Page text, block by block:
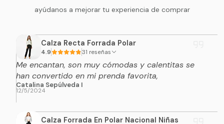
ayúdanos a mejorar tu experiencia de comprar
Calza Recta Forrada Polar
4.9 31 reseñas
Me encantan, son muy cómodas y calentitas se
han convertido en mi prenda favorita,
Catalina Sepúlveda I
12/5/2024
Calza Forrada En Polar Nacional Niñas